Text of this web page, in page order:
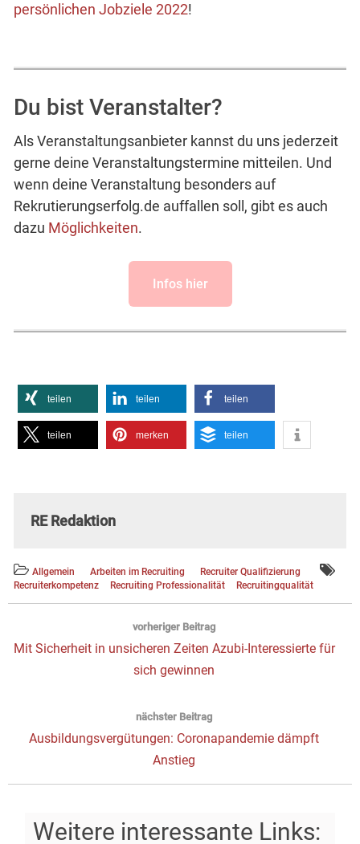
persönlichen Jobziele 2022!
Du bist Veranstalter?
Als Veranstaltungsanbieter kannst du uns jederzeit
gerne deine Veranstaltungstermine mitteilen. Und
wenn deine Veranstaltung besonders auf
Rekrutierungserfolg.de auffallen soll, gibt es auch
dazu Möglichkeiten.
Infos hier
teilen teilen teilen
teilen merken teilen
RE Redaktion
Allgemein Arbeiten im Recruiting
Recruiter Qualifizierung
Recruiterkompetenz
Recruiting Professionalität Recruitingqualität
Beitragsnavigation
vorheriger Beitrag
Vorheriger
Mit Sicherheit in unsicheren Zeiten Azubi-Interessierte für
sich gewinnen
nächster Beitrag
Next
Ausbildungsvergütungen: Coronapandemie dämpft
Anstieg